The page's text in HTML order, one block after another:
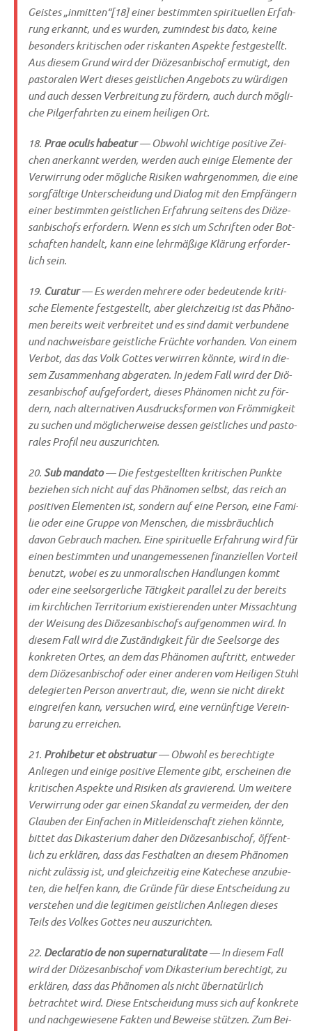
Gei­stes „inmitten“[18] einer bestimm­ten spi­ri­tu­el­len Erfah­
rung erkannt, und es wur­den, zumin­dest bis dato, kei­ne
beson­ders kri­ti­schen oder ris­kan­ten Aspek­te fest­ge­stellt.
Aus die­sem Grund wird der Diö­ze­san­bi­schof ermu­tigt, den
pasto­ra­len Wert die­ses geist­li­chen Ange­bots zu wür­di­gen
und auch des­sen Ver­brei­tung zu för­dern, auch durch mög­li­
che Pil­ger­fahr­ten zu einem hei­li­gen Ort.
18. Prae ocu­lis habea­tur— Obwohl wich­ti­ge posi­ti­ve Zei­
chen aner­kannt wer­den, wer­den auch eini­ge Ele­men­te der
Ver­wir­rung oder mög­li­che Risi­ken wahr­ge­nom­men, die eine
sorg­fäl­ti­ge Unter­schei­dung und Dia­log mit den Emp­fän­gern
einer bestimm­ten geist­li­chen Erfah­rung sei­tens des Diö­ze­
san­bi­schofs erfor­dern. Wenn es sich um Schrif­ten oder Bot­
schaf­ten han­delt, kann eine lehr­mä­ßi­ge Klä­rung erfor­der­
lich sein.
19. Cura­tur— Es wer­den meh­re­re oder bedeu­ten­de kri­ti­
sche Ele­men­te fest­ge­stellt, aber gleich­zei­tig ist das Phä­no­
men bereits weit ver­brei­tet und es sind damit ver­bun­de­ne
und nach­weis­ba­re geist­li­che Früch­te vor­han­den. Von einem
Ver­bot, das das Volk Got­tes ver­wir­ren könn­te, wird in die­
sem Zusam­men­hang abge­ra­ten. In jedem Fall wird der Diö­
ze­san­bi­schof auf­ge­for­dert, die­ses Phä­no­men nicht zu för­
dern, nach alter­na­ti­ven Aus­drucks­for­men von Fröm­mig­keit
zu suchen und mög­li­cher­wei­se des­sen geist­li­ches und pasto­
ra­les Pro­fil neu auszurichten.
20. Sub man­da­to— Die fest­ge­stell­ten kri­ti­schen Punk­te
bezie­hen sich nicht auf das Phä­no­men selbst, das reich an
posi­ti­ven Ele­men­ten ist, son­dern auf eine Per­son, eine Fami­
lie oder eine Grup­pe von Men­schen, die miss­bräuch­lich
davon Gebrauch machen. Eine spi­ri­tu­el­le Erfah­rung wird für
einen bestimm­ten und unan­ge­mes­se­nen finan­zi­el­len Vor­teil
benutzt, wobei es zu unmo­ra­li­schen Hand­lun­gen kommt
oder eine seel­sor­ger­li­che Tätig­keit par­al­lel zu der bereits
im kirch­li­chen Ter­ri­to­ri­um exi­stie­ren­den unter Miss­ach­tung
der Wei­sung des Diö­ze­san­bi­schofs auf­ge­nom­men wird. In
die­sem Fall wird die Zustän­dig­keit für die Seel­sor­ge des
kon­kre­ten Ortes, an dem das Phä­no­men auf­tritt, ent­we­der
dem Diö­ze­san­bi­schof oder einer ande­ren vom Hei­li­gen Stuhl
dele­gier­ten Per­son anver­traut, die, wenn sie nicht direkt
ein­grei­fen kann, ver­su­chen wird, eine ver­nünf­ti­ge Ver­ein­
ba­rung zu erreichen.
21. Pro­hi­be­tur et obstrua­tur— Obwohl es berech­tig­te
Anlie­gen und eini­ge posi­ti­ve Ele­men­te gibt, erschei­nen die
kri­ti­schen Aspek­te und Risi­ken als gra­vie­rend. Um wei­te­re
Ver­wir­rung oder gar einen Skan­dal zu ver­mei­den, der den
Glau­ben der Ein­fa­chen in Mit­lei­den­schaft zie­hen könn­te,
bit­tet das Dik­aste­ri­um daher den Diö­ze­san­bi­schof, öffent­
lich zu erklä­ren, dass das Fest­hal­ten an die­sem Phä­no­men
nicht zuläs­sig ist, und gleich­zei­tig eine Kate­che­se anzu­bie­
ten, die hel­fen kann, die Grün­de für die­se Ent­schei­dung zu
ver­ste­hen und die legi­ti­men geist­li­chen Anlie­gen die­ses
Teils des Vol­kes Got­tes neu auszurichten.
22. Decla­ra­tio de non super­na­tu­ra­li­ta­te— In die­sem Fall
wird der Diö­ze­san­bi­schof vom Dik­aste­ri­um berech­tigt, zu
erklä­ren, dass das Phä­no­men als nicht über­na­tür­lich
betrach­tet wird. Die­se Ent­schei­dung muss sich auf kon­kre­te
und nach­ge­wie­se­ne Fak­ten und Bewei­se stüt­zen. Zum Bei­